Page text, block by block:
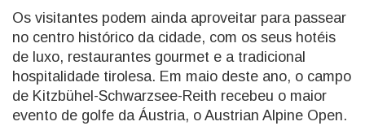
Os visitantes podem ainda aproveitar para passear
no centro histórico da cidade, com os seus hotéis
de luxo, restaurantes gourmet e a tradicional
hospitalidade tirolesa. Em maio deste ano, o campo
de Kitzbühel-Schwarzsee-Reith recebeu o maior
evento de golfe da Áustria, o Austrian Alpine Open.